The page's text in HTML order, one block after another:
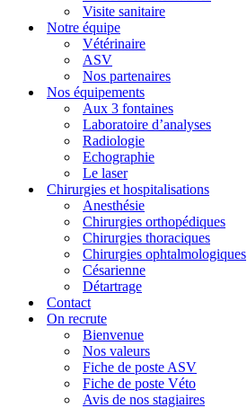
Visite sanitaire
Notre équipe
Vétérinaire
ASV
Nos partenaires
Nos équipements
Aux 3 fontaines
Laboratoire d’analyses
Radiologie
Echographie
Le laser
Chirurgies et hospitalisations
Anesthésie
Chirurgies orthopédiques
Chirurgies thoraciques
Chirurgies ophtalmologiques
Césarienne
Détartrage
Contact
On recrute
Bienvenue
Nos valeurs
Fiche de poste ASV
Fiche de poste Véto
Avis de nos stagiaires